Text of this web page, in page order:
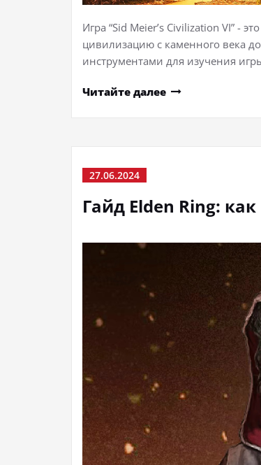
Игра “Sid Meier’s Civilization VI” -
цивилизацию с каменного века
инструментами для изучения
Читайте далее
27.06.2024
Гайд Elden Ring: